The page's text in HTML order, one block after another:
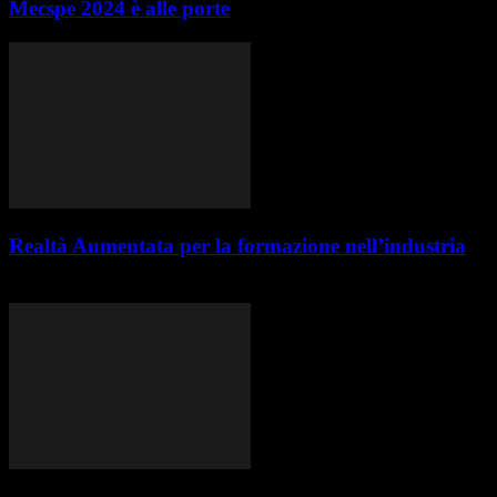
Mecspe 2024 è alle porte
Realtà Aumentata per la formazione nell’industria